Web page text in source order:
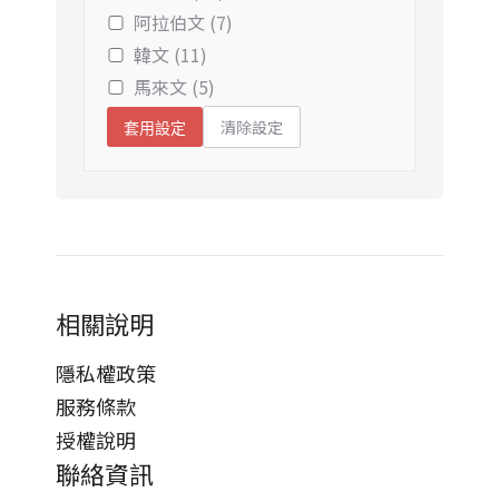
阿拉伯文 (7)
韓文 (11)
馬來文 (5)
套用設定 清除設定
相關說明
隱私權政策
服務條款
授權說明
聯絡資訊